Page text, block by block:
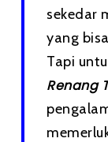
sekedar
yang
Tapi
Renang